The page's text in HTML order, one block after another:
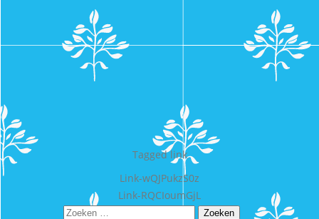
Taggedlink
navigatie
Link-wQJPukzS0z
Link-RQCIoumGjL
Zoeken